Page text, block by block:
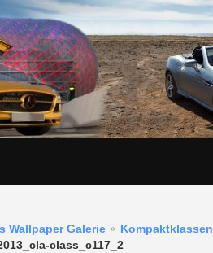
Wallpaper Galerie
class_c117_2